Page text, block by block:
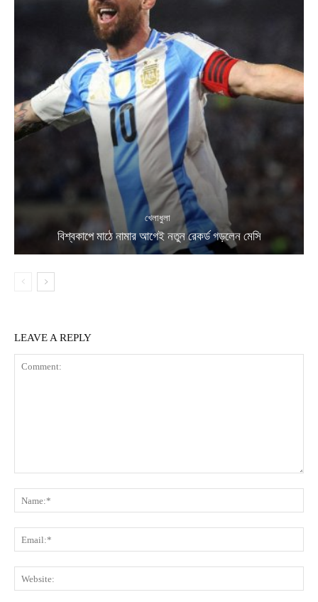
খেলাধুলা
বিশ্বকাপে মাঠে নামার আগেই নতুন রেকর্ড গড়লেন মেসি
LEAVE A REPLY